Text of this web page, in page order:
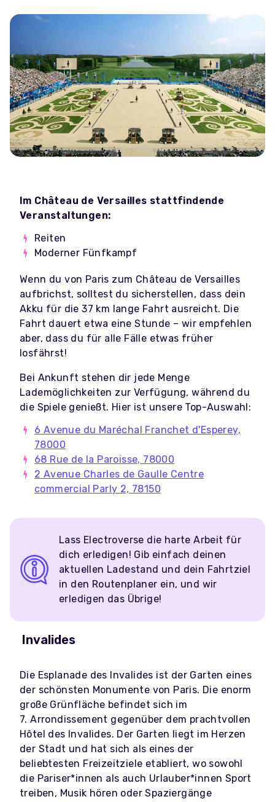
Im Château de Versailles stattfindende
Veranstaltungen:
Reiten
Moderner Fünfkampf
Wenn du von Paris zum Château de Versailles
aufbrichst, solltest du sicherstellen, dass dein
Akku für die 37 km lange Fahrt ausreicht. Die
Fahrt dauert etwa eine Stunde – wir empfehlen
aber, dass du für alle Fälle etwas früher
losfährst!
Bei Ankunft stehen dir jede Menge
Lademöglichkeiten zur Verfügung, während du
die Spiele genießt. Hier ist unsere Top-Auswahl:
6 Avenue du Maréchal Franchet d'Esperey,
78000
68 Rue de la Paroisse, 78000
2 Avenue Charles de Gaulle Centre
commercial Parly 2, 78150
Lass Electroverse die harte Arbeit für
dich erledigen! Gib einfach deinen
aktuellen Ladestand und dein Fahrtziel
in den Routenplaner ein, und wir
erledigen das Übrige!
Invalides
Die Esplanade des Invalides ist der Garten eines
der schönsten Monumente von Paris. Die enorm
große Grünfläche befindet sich im
7. Arrondissement gegenüber dem prachtvollen
Hôtel des Invalides. Der Garten liegt im Herzen
der Stadt und hat sich als eines der
beliebtesten Freizeitziele etabliert, wo sowohl
die Pariser*innen als auch Urlauber*innen Sport
treiben, Musik hören oder Spaziergänge